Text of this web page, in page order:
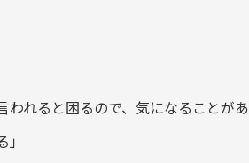
われると困るので、気になることが